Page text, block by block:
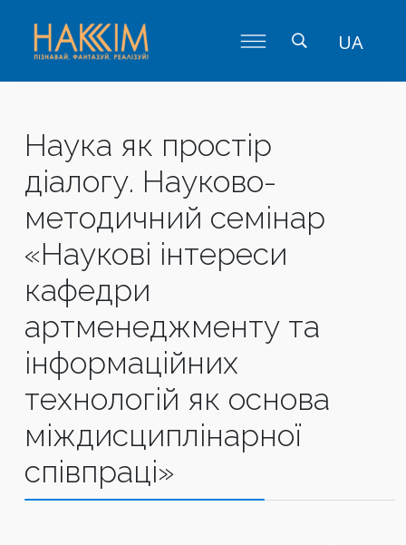
UA
Наука як простір
діалогу. Науково-
методичний семінар
«Наукові інтереси
кафедри
артменеджменту та
інформаційних
технологій як основа
міждисциплінарної
співпраці»